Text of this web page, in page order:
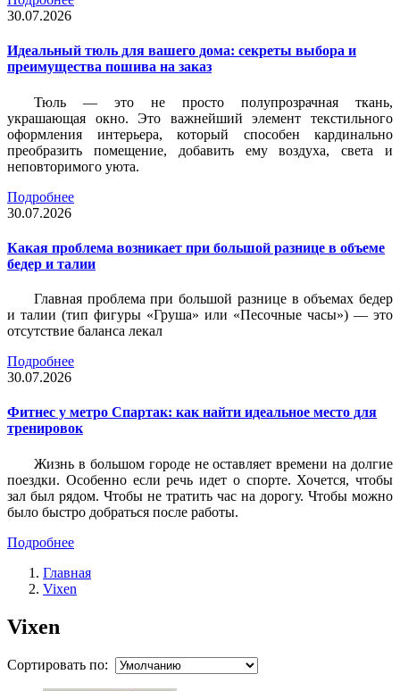
30.07.2026
Идеальный тюль для вашего дома: секреты выбора и
преимущества пошива на заказ
Тюль — это не просто полупрозрачная ткань,
украшающая окно. Это важнейший элемент текстильного
оформления интерьера, который способен кардинально
преобразить помещение, добавить ему воздуха, света и
неповторимого уюта.
Подробнее
30.07.2026
Какая проблема возникает при большой разнице в объеме
бедер и талии
Главная проблема при большой разнице в объемах бедер
и талии (тип фигуры «Груша» или «Песочные часы») — это
отсутствие баланса лекал
Подробнее
30.07.2026
Фитнес у метро Спартак: как найти идеальное место для
тренировок
Жизнь в большом городе не оставляет времени на долгие
поездки. Особенно если речь идет о спорте. Хочется, чтобы
зал был рядом. Чтобы не тратить час на дорогу. Чтобы можно
было быстро добраться после работы.
Подробнее
Главная
Vixen
Vixen
Сортировать по: